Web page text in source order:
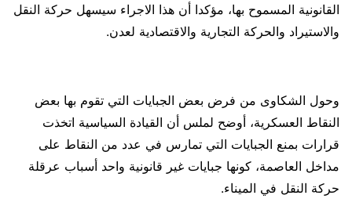
القانونية المسموح بها، مؤكدا أن هذا الاجراء سيسهل حركة النقل
والاستيراد والحركة التجارية والاقتصادية لعدن.
وحول الشكاوى من فرض بعض الجبايات التي تقوم بها بعض
النقاط العسكرية، أوضح لملس أن القيادة السياسية اتخذت
قرارات بمنع الجبايات التي تمارس في عدد من النقاط على
مداخل العاصمة، كونها جبايات غير قانونية واحد أسباب عرقلة
حركة النقل في الميناء.